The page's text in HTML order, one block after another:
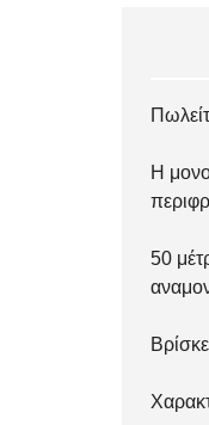
Η
50